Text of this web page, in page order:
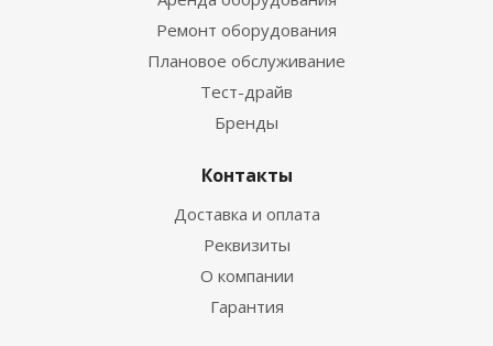
Ремонт оборудования
Плановое обслуживание
Тест-драйв
Бренды
Контакты
Доставка и оплата
Реквизиты
О компании
Гарантия